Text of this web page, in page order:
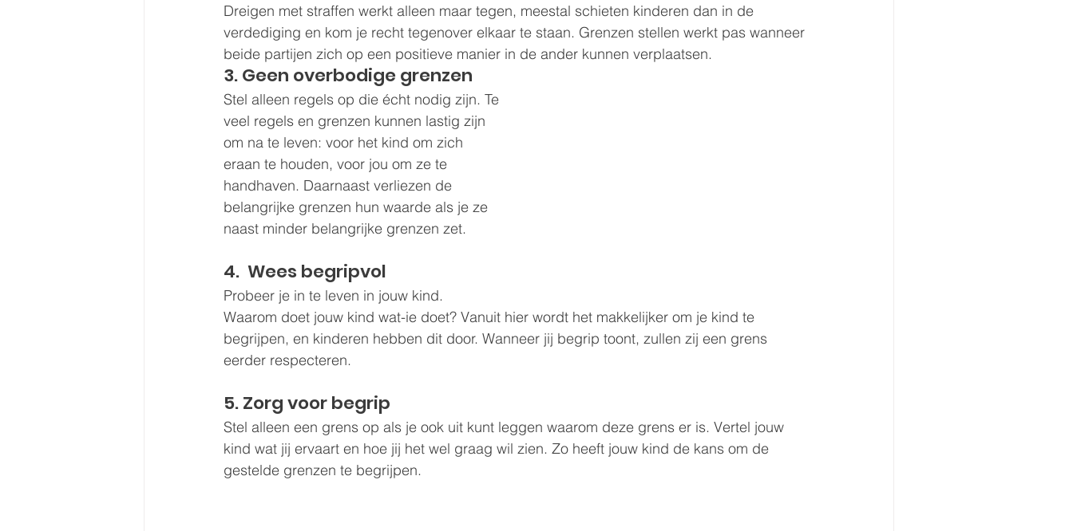
Dreigen met straffen werkt alleen maar tegen, meestal schieten kinderen dan in de
verdediging en kom je recht tegenover elkaar te staan. Grenzen stellen werkt pas wanneer
beide partijen zich op een positieve manier in de ander kunnen verplaatsen.
3. Geen overbodige grenzen
Stel alleen regels op die écht nodig zijn. Te
veel regels en grenzen kunnen lastig zijn
om na te leven: voor het kind om zich
eraan te houden, voor jou om ze te
handhaven. Daarnaast verliezen de
belangrijke grenzen hun waarde als je ze
naast minder belangrijke grenzen zet.
4.  Wees begripvol
Probeer je in te leven in jouw kind.
Waarom doet jouw kind wat-ie doet? Vanuit hier wordt het makkelijker om je kind te
begrijpen, en kinderen hebben dit door. Wanneer jij begrip toont, zullen zij een grens
eerder respecteren.
5. Zorg voor begrip
Stel alleen een grens op als je ook uit kunt leggen waarom deze grens er is. Vertel jouw
kind wat jij ervaart en hoe jij het wel graag wil zien. Zo heeft jouw kind de kans om de
gestelde grenzen te begrijpen.